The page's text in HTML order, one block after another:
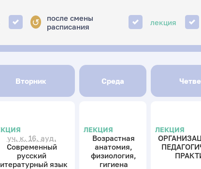
↺
после смены
расписания
лекция
Вторник Среда
уч. к. 16, ауд.
Современный
русский
язык
ЛЕКЦИЯ
Возрастная
анатомия,
физиология,
гигиена
ЛЕКЦИЯ